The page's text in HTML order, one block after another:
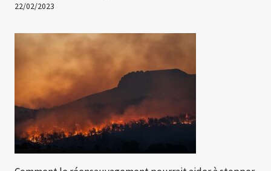
22/02/2023